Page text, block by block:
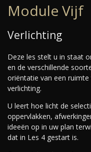
Module Vijf
Verlichting
Deze les stelt u in staat
en de verschillende
oriëntatie van een
verlichting.
U leert hoe licht de
oppervlakken,
ideeën op in uw plan
dat in Les 4 gestart is.